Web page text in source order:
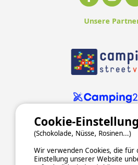
Unsere
Cookie-
(Schokolade, Nüsse, Rosinen...)
Wir verwenden Cookies, die für
Einstellung unserer Website